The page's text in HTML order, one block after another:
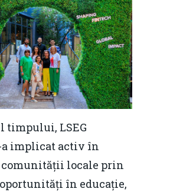
timpului, LSEG
a implicat activ în
comunității locale prin
oportunități în educație,